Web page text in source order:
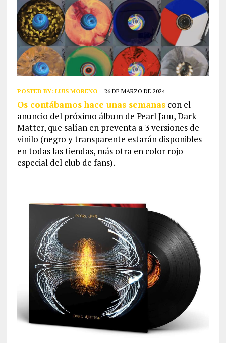
POSTED BY: LUIS MORENO 26 DE MARZO DE 2024
Os contábamos hace unas semanascon el
anuncio del próximo álbum de Pearl Jam, Dark
Matter, que salían en preventa a 3 versiones de
vinilo (negro y transparente estarán disponibles
en todas las tiendas, más otra en color rojo
especial del club de fans).